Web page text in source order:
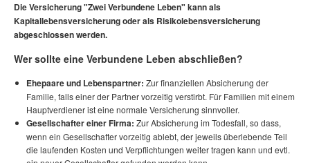
Die Versicherung "Zwei Verbundene Leben" kann als
Kapitallebensversicherung oder als Risikolebensversicherung
abgeschlossen werden.
Wer sollte eine Verbundene Leben abschließen?
Ehepaare und Lebenspartner: Zur finanziellen Absicherung der
Familie, falls einer der Partner vorzeitig verstirbt. Für Familien mit einem
Hauptverdiener ist eine normale Versicherung sinnvoller.
Gesellschafter einer Firma: Zur Absicherung im Todesfall, so dass,
wenn ein Gesellschafter vorzeitig ablebt, der jeweils überlebende Teil
die laufenden Kosten und Verpflichtungen weiter tragen kann und evtl.